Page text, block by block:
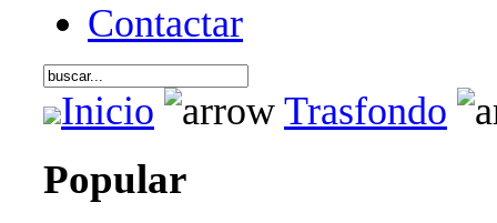
Contactar
Inicio
Trasfondo
Popular